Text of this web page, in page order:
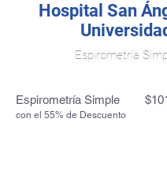
Hospital San
Espirometría
Espirometría Simple
con el 55% de Descuento